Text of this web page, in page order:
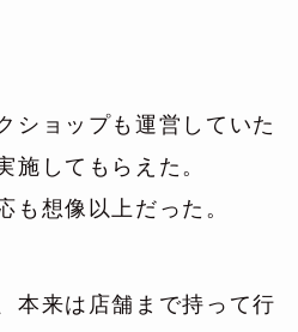
ショップも運営していた
施してもらえた。
も想像以上だった。
本来は店舗まで持って行